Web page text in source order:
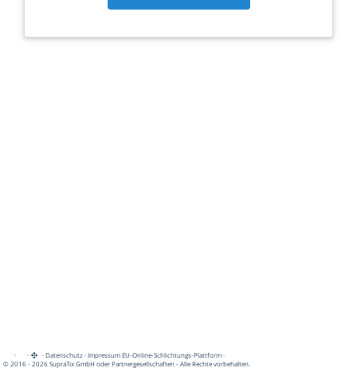
· · ·Datenschutz·Impressum EU-Online-Schlichtungs-Plattform·
© 2016 - 2026 SupraTix GmbH oder Partnergesellschaften - Alle Rechte vorbehalten.